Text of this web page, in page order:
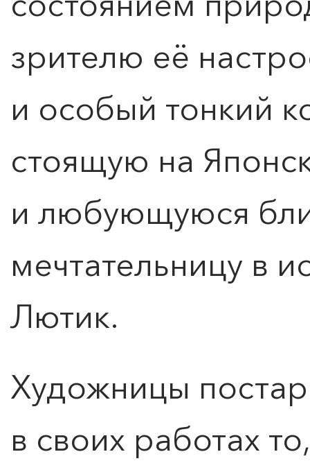
ПОИСК ПО МЕРОПРИЯТИЯМ
зрителю её
и особый тонкий
стоящую на
и любующуюся
мечтательницу в
Лютик.
Художницы
в своих работах